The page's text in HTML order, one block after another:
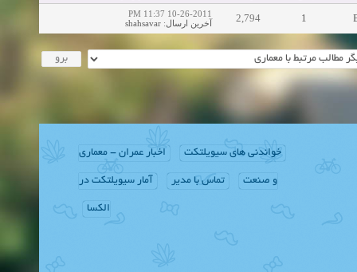
1
2,794
10-26-2011 11:37 PM
آخرین ارسال:
shahsavar
خواندنی های سیویلتکت اخبار عمران - معماری
و صنعت تماس با مدیر آمار سیویلتکت در
الکسا